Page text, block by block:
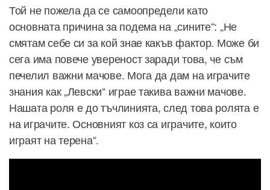
Той не пожела да се самоопредели като
основната причина за подема на „сините“: „Не
смятам себе си за кой знае какъв фактор. Може би
сега има повече увереност заради това, че съм
печелил важни мачове. Мога да дам на играчите
знания как „Левски“ играе такива важни мачове.
Нашата роля е до тъчлинията, след това ролята е
на играчите. Основният коз са играчите, които
играят на терена“.